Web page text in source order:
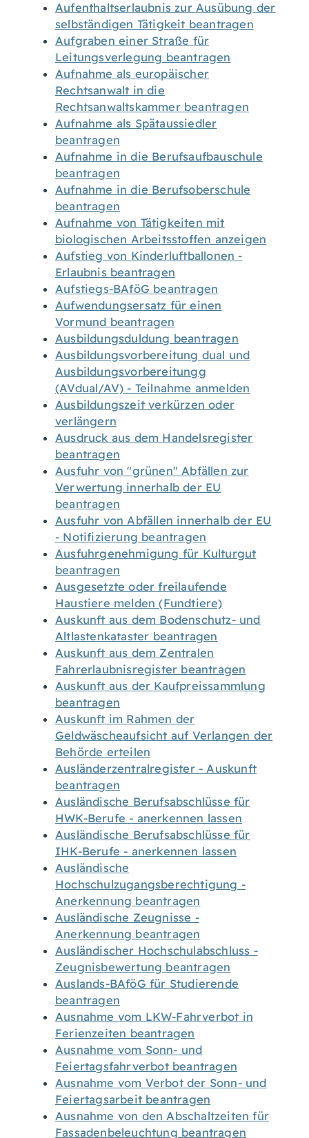
Aufenthaltserlaubnis zur Ausübung der
selbständigen Tätigkeit beantragen
Aufgraben einer Straße für
Leitungsverlegung beantragen
Aufnahme als europäischer
Rechtsanwalt in die
Rechtsanwaltskammer beantragen
Aufnahme als Spätaussiedler
beantragen
Aufnahme in die Berufsaufbauschule
beantragen
Aufnahme in die Berufsoberschule
beantragen
Aufnahme von Tätigkeiten mit
biologischen Arbeitsstoffen anzeigen
Aufstieg von Kinderluftballonen -
Erlaubnis beantragen
Aufstiegs-BAföG beantragen
Aufwendungsersatz für einen
Vormund beantragen
Ausbildungsduldung beantragen
Ausbildungsvorbereitung dual und
Ausbildungsvorbereitungg
(AVdual/AV) - Teilnahme anmelden
Ausbildungszeit verkürzen oder
verlängern
Ausdruck aus dem Handelsregister
beantragen
Ausfuhr von "grünen" Abfällen zur
Verwertung innerhalb der EU
beantragen
Ausfuhr von Abfällen innerhalb der EU
- Notifizierung beantragen
Ausfuhrgenehmigung für Kulturgut
beantragen
Ausgesetzte oder freilaufende
Haustiere melden (Fundtiere)
Auskunft aus dem Bodenschutz- und
Altlastenkataster beantragen
Auskunft aus dem Zentralen
Fahrerlaubnisregister beantragen
Auskunft aus der Kaufpreissammlung
beantragen
Auskunft im Rahmen der
Geldwäscheaufsicht auf Verlangen der
Behörde erteilen
Ausländerzentralregister - Auskunft
beantragen
Ausländische Berufsabschlüsse für
HWK-Berufe - anerkennen lassen
Ausländische Berufsabschlüsse für
IHK-Berufe - anerkennen lassen
Ausländische
Hochschulzugangsberechtigung -
Anerkennung beantragen
Ausländische Zeugnisse -
Anerkennung beantragen
Ausländischer Hochschulabschluss -
Zeugnisbewertung beantragen
Auslands-BAföG für Studierende
beantragen
Ausnahme vom LKW-Fahrverbot in
Ferienzeiten beantragen
Ausnahme vom Sonn- und
Feiertagsfahrverbot beantragen
Ausnahme vom Verbot der Sonn- und
Feiertagsarbeit beantragen
Ausnahme von den Abschaltzeiten für
Fassadenbeleuchtung beantragen